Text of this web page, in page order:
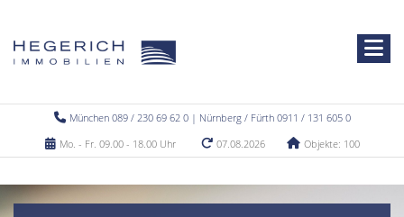
München 089 / 230 69 62 0 | Nürnberg / Fürth 0911 / 131 605 0
Mo. - Fr. 09.00 - 18.00 Uhr
07.08.2026 Objekte: 100